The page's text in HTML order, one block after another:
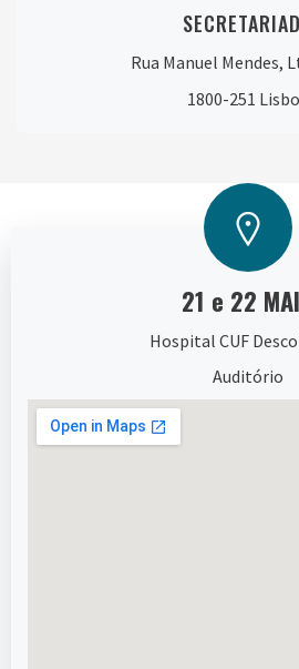
Rua Manuel Mendes,
1800-251
21 e 22
Hospital CUF
Auditório